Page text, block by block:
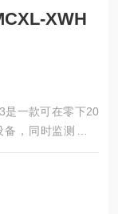
XWH
是一款可在零下20
，同时监测硫化
级达IP68，在水下